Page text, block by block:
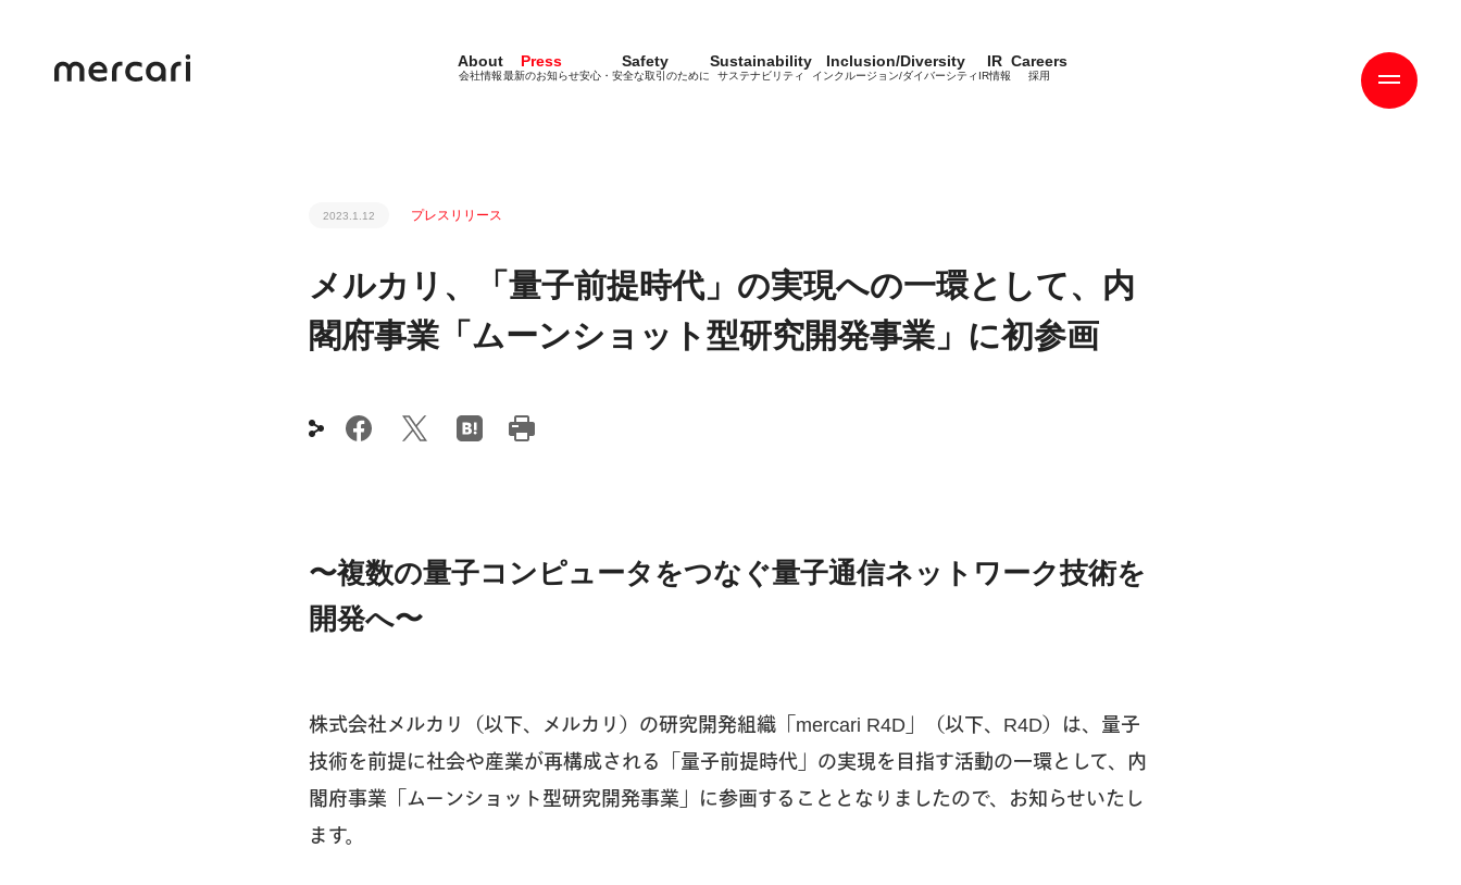
About
会社情報
Press
最新のお知らせ
Safety
安心・安全な取引のために
Sustainability
サステナビリティ
Inclusion/Diversity
インクルージョン/ダイバーシティ
IR
IR情報
Careers
採用
2023.1.12 プレスリリース
メルカリ、「量子前提時代」の実現への一環として、内
閣府事業「ムーンショット型研究開発事業」に初参画
〜複数の量子コンピュータをつなぐ量子通信ネットワーク技術を
開発へ〜
株式会社メルカリ（以下、メルカリ）の研究開発組織「mercari R4D」（以下、R4D）は、量子
技術を前提に社会や産業が再構成される「量子前提時代」の実現を目指す活動の一環として、内
閣府事業「ムーンショット型研究開発事業」に参画することとなりましたので、お知らせいたし
ます。